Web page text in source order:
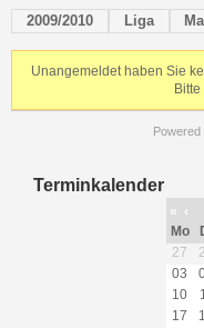
2009/2010 Liga
Unangemeldet haben Sie
Powered
Terminkalender
« ‹
Mo
27
03
10
17